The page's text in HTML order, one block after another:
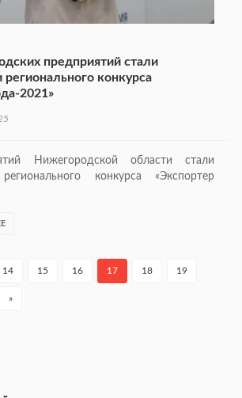
предприятий стали
конкурса
2021»
Нижегородской области стали
конкурса «Экспортер
14 15 16 17 18 19
»